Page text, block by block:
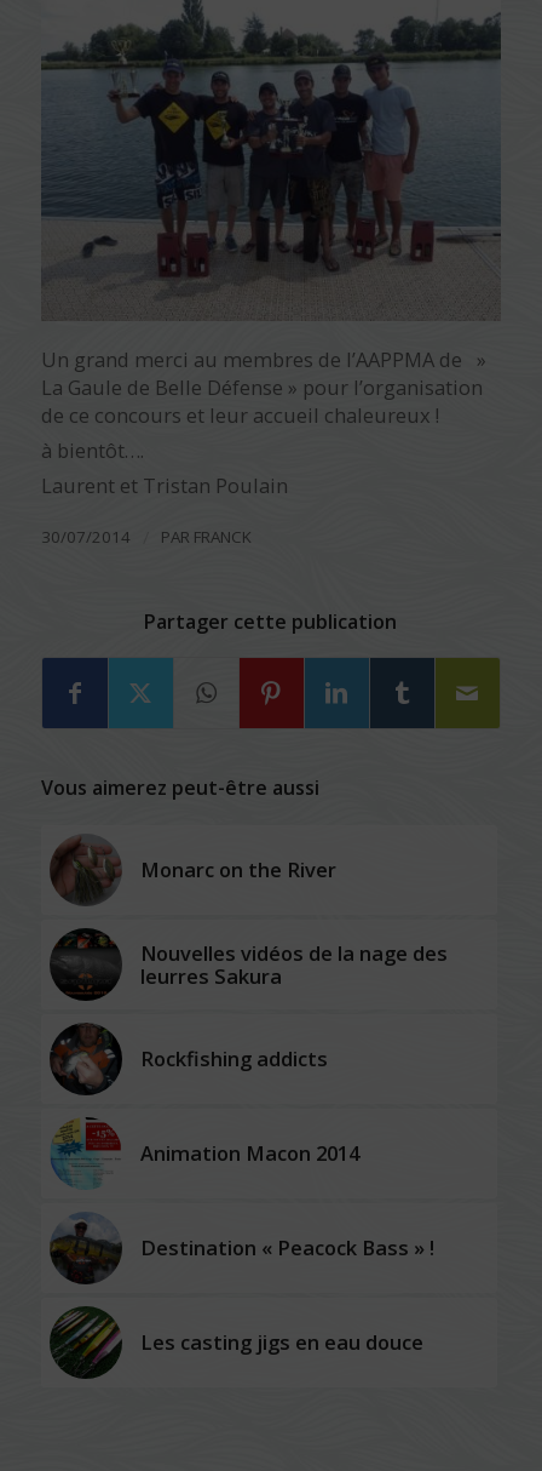
Un grand merci au membres de l’AAPPMA de »
La Gaule de Belle Défense » pour l’organisation
de ce concours et leur accueil chaleureux !
à bientôt….
Laurent et Tristan Poulain
30/07/2014 PAR FRANCK
Partager cette publication
Vous aimerez peut-être aussi
Monarc on the River
Nouvelles vidéos de la nage des
leurres Sakura
Rockfishing addicts
Animation Macon 2014
Destination « Peacock Bass » !
Les casting jigs en eau douce